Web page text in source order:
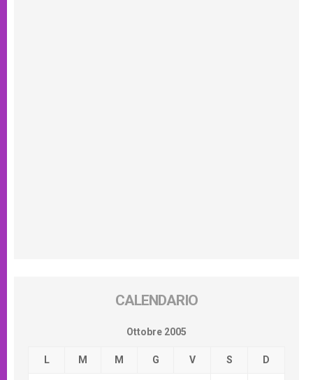
CALENDARIO
Ottobre 2005
L M M G V S D